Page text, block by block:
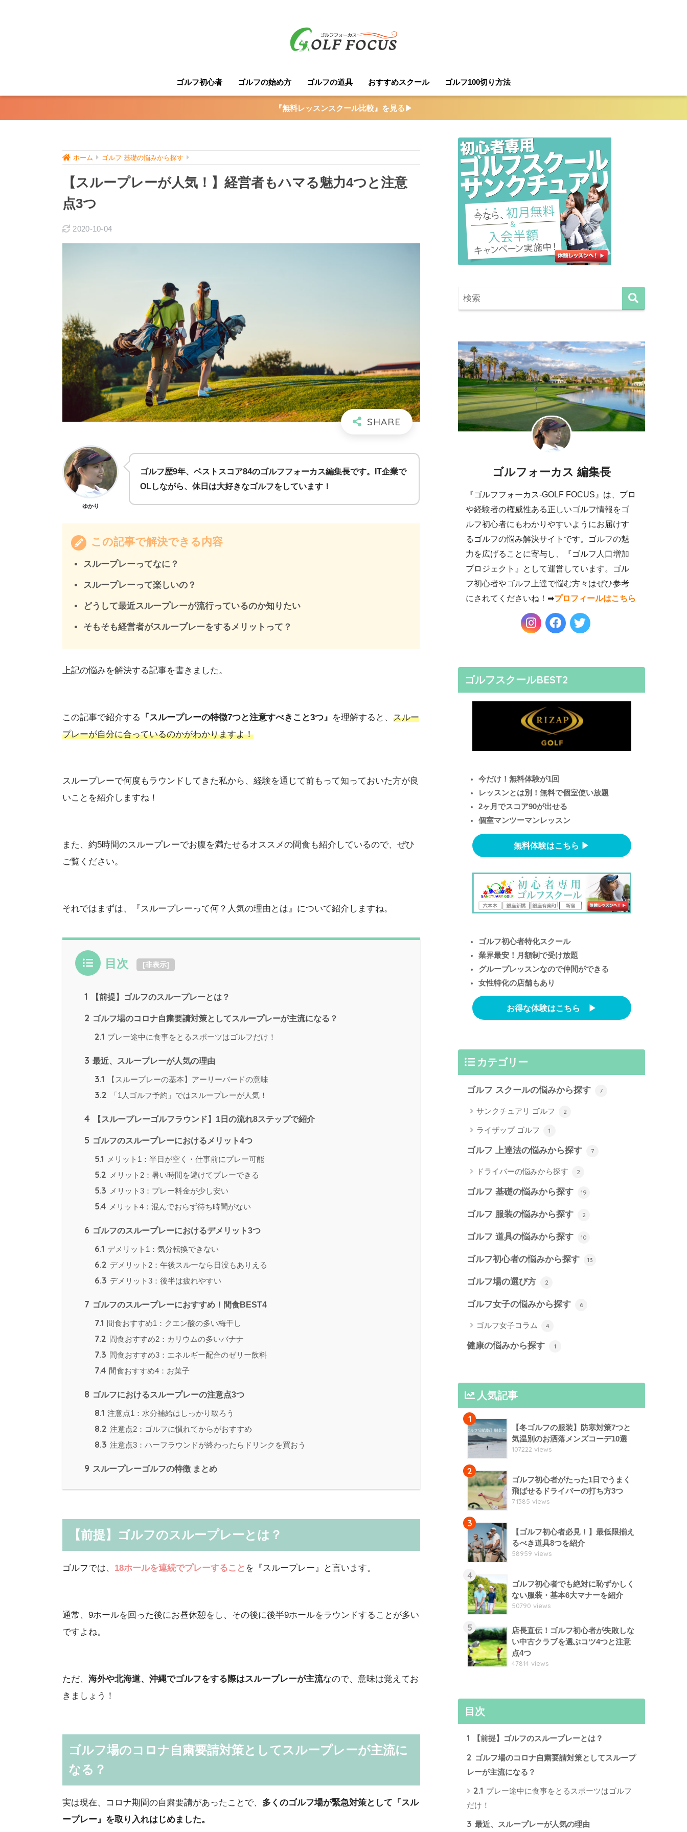
ゴルフ初心者 ゴルフの始め方 ゴルフの道具 おすすめスクール ゴルフ100切り方法
『無料レッスンスクール比較』を見る▶︎
ホーム ゴルフ 基礎の悩みから探す
【スループレーが人気！】経営者もハマる魅力4つと注意
点3つ
2020-10-04
ゆかり
ゴルフ歴9年、ベストスコア84のゴルフフォーカス編集長です。IT企業で
OLしながら、休日は大好きなゴルフをしています！
この記事で解決できる内容
スループレーってなに？
スループレーって楽しいの？
どうして最近スループレーが流行っているのか知りたい
そもそも経営者がスループレーをするメリットって？
上記の悩みを解決する記事を書きました。
この記事で紹介する 『スループレーの特徴7つと注意すべきこと3つ』 を理解すると、 スルー
プレーが自分に合っているのかがわかりますよ！
スループレーで何度もラウンドしてきた私から、経験を通じて前もって知っておいた方が良
いことを紹介しますね！
また、約5時間のスループレーでお腹を満たせるオススメの間食も紹介しているので、ぜひ
ご覧ください。
それではまずは、『スループレーって何？人気の理由とは』について紹介しますね。
目次 [非表示]
1 【前提】ゴルフのスループレーとは？
2 ゴルフ場のコロナ自粛要請対策としてスループレーが主流になる？
2.1 プレー途中に食事をとるスポーツはゴルフだけ！
3 最近、スループレーが人気の理由
3.1 【スループレーの基本】アーリーバードの意味
3.2 「1人ゴルフ予約」ではスループレーが人気！
4 【スループレーゴルフラウンド】1日の流れ8ステップで紹介
5 ゴルフのスループレーにおけるメリット4つ
5.1 メリット1：半日が空く・仕事前にプレー可能
5.2 メリット2：暑い時間を避けてプレーできる
5.3 メリット3：プレー料金が少し安い
5.4 メリット4：混んでおらず待ち時間がない
6 ゴルフのスループレーにおけるデメリット3つ
6.1 デメリット1：気分転換できない
6.2 デメリット2：午後スルーなら日没もありえる
6.3 デメリット3：後半は疲れやすい
7 ゴルフのスループレーにおすすめ！間食BEST4
7.1 間食おすすめ1：クエン酸の多い梅干し
7.2 間食おすすめ2：カリウムの多いバナナ
7.3 間食おすすめ3：エネルギー配合のゼリー飲料
7.4 間食おすすめ4：お菓子
8 ゴルフにおけるスループレーの注意点3つ
8.1 注意点1：水分補給はしっかり取ろう
8.2 注意点2：ゴルフに慣れてからがおすすめ
8.3 注意点3：ハーフラウンドが終わったらドリンクを買おう
9 スループレーゴルフの特徴 まとめ
【前提】ゴルフのスループレーとは？
ゴルフでは、 18ホールを連続でプレーすること を『スループレー』と言います。
通常、9ホールを回った後にお昼休憩をし、その後に後半9ホールをラウンドすることが多い
ですよね。
ただ、 海外や北海道、沖縄でゴルフをする際はスループレーが主流なので、意味は覚えてお
きましょう！
ゴルフ場のコロナ自粛要請対策としてスループレーが主流に
なる？
実は現在、コロナ期間の自粛要請があったことで、 多くのゴルフ場が緊急対策として『スル
ープレー』を取り入れはじめました。
ゴルフォーカス 編集長
『ゴルフフォーカス-GOLF FOCUS』は、プロ
や経験者の権威性ある正しいゴルフ情報をゴ
ルフ初心者にもわかりやすいようにお届けす
るゴルフの悩み解決サイトです。ゴルフの魅
力を広げることに寄与し、『ゴルフ人口増加
プロジェクト』として運営しています。ゴル
フ初心者やゴルフ上達で悩む方々はぜひ参考
にされてくださいね！➡︎プロフィールはこちら
ゴルフスクールBEST2
今だけ！無料体験が1回
レッスンとは別！無料で個室使い放題
2ヶ月でスコア90が出せる
個室マンツーマンレッスン
無料体験はこちら ▶︎
ゴルフ初心者特化スクール
業界最安！月額制で受け放題
グループレッスンなので仲間ができる
女性特化の店舗もあり
お得な体験はこちら ▶︎
カテゴリー
ゴルフ スクールの悩みから探す 7
サンクチュアリ ゴルフ 2
ライザップ ゴルフ 1
ゴルフ 上達法の悩みから探す 7
ドライバーの悩みから探す 2
ゴルフ 基礎の悩みから探す 19
ゴルフ 服装の悩みから探す 2
ゴルフ 道具の悩みから探す 10
ゴルフ初心者の悩みから探す 13
ゴルフ場の選び方 2
ゴルフ女子の悩みから探す 6
ゴルフ女子コラム 4
健康の悩みから探す 1
人気記事
1
【冬ゴルフの服装】防寒対策7つと
気温別のお洒落メンズコーデ10選
107222 views
2
ゴルフ初心者がたった1日でうまく
飛ばせるドライバーの打ち方3つ
71385 views
3
【ゴルフ初心者必見！】最低限揃え
るべき道具8つを紹介
58959 views
4
ゴルフ初心者でも絶対に恥ずかしく
ない服装・基本6大マナーを紹介
50790 views
5
店長直伝！ゴルフ初心者が失敗しな
い中古クラブを選ぶコツ4つと注意
点4つ
47814 views
目次
1 【前提】ゴルフのスループレーとは？
2 ゴルフ場のコロナ自粛要請対策としてスループ
レーが主流になる？
2.1 プレー途中に食事をとるスポーツはゴルフ
だけ！
3 最近、スループレーが人気の理由